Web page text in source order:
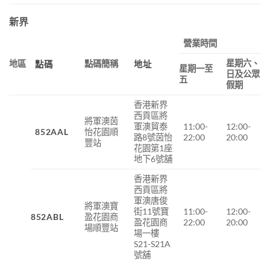
新界
地區 點碼 點碼簡稱 地址
營業時間
星期一至
五
星期六、
日及公眾
假期
852AAL
將軍澳茵
怡花園順
豐站
香港新界
西貢區將
軍澳貿泰
路8號茵怡
花園第1座
地下6號舖
11:00-
22:00
12:00-
20:00
852ABL
將軍澳寶
盈花園商
場順豐站
香港新界
西貢區將
軍澳唐俊
街11號寶
盈花園商
場一樓
S21-S21A
號舖
11:00-
22:00
12:00-
20:00